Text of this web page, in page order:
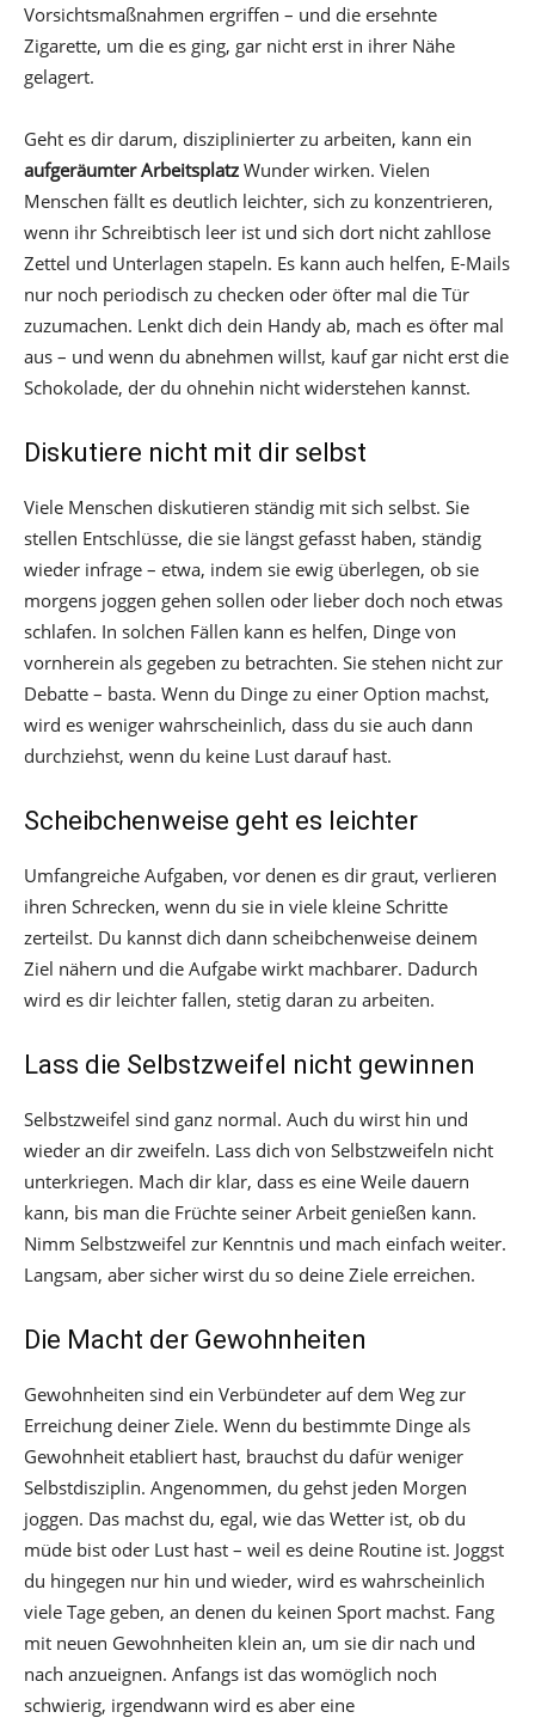
Vorsichtsmaßnahmen ergriffen – und die ersehnte
Zigarette, um die es ging, gar nicht erst in ihrer Nähe
gelagert.
Geht es dir darum, disziplinierter zu arbeiten, kann ein
aufgeräumter Arbeitsplatz Wunder wirken. Vielen
Menschen fällt es deutlich leichter, sich zu konzentrieren,
wenn ihr Schreibtisch leer ist und sich dort nicht zahllose
Zettel und Unterlagen stapeln. Es kann auch helfen, E-Mails
nur noch periodisch zu checken oder öfter mal die Tür
zuzumachen. Lenkt dich dein Handy ab, mach es öfter mal
aus – und wenn du abnehmen willst, kauf gar nicht erst die
Schokolade, der du ohnehin nicht widerstehen kannst.
Diskutiere nicht mit dir selbst
Viele Menschen diskutieren ständig mit sich selbst. Sie
stellen Entschlüsse, die sie längst gefasst haben, ständig
wieder infrage – etwa, indem sie ewig überlegen, ob sie
morgens joggen gehen sollen oder lieber doch noch etwas
schlafen. In solchen Fällen kann es helfen, Dinge von
vornherein als gegeben zu betrachten. Sie stehen nicht zur
Debatte – basta. Wenn du Dinge zu einer Option machst,
wird es weniger wahrscheinlich, dass du sie auch dann
durchziehst, wenn du keine Lust darauf hast.
Scheibchenweise geht es leichter
Umfangreiche Aufgaben, vor denen es dir graut, verlieren
ihren Schrecken, wenn du sie in viele kleine Schritte
zerteilst. Du kannst dich dann scheibchenweise deinem
Ziel nähern und die Aufgabe wirkt machbarer. Dadurch
wird es dir leichter fallen, stetig daran zu arbeiten.
Lass die Selbstzweifel nicht gewinnen
Selbstzweifel sind ganz normal. Auch du wirst hin und
wieder an dir zweifeln. Lass dich von Selbstzweifeln nicht
unterkriegen. Mach dir klar, dass es eine Weile dauern
kann, bis man die Früchte seiner Arbeit genießen kann.
Nimm Selbstzweifel zur Kenntnis und mach einfach weiter.
Langsam, aber sicher wirst du so deine Ziele erreichen.
Die Macht der Gewohnheiten
Gewohnheiten sind ein Verbündeter auf dem Weg zur
Erreichung deiner Ziele. Wenn du bestimmte Dinge als
Gewohnheit etabliert hast, brauchst du dafür weniger
Selbstdisziplin. Angenommen, du gehst jeden Morgen
joggen. Das machst du, egal, wie das Wetter ist, ob du
müde bist oder Lust hast – weil es deine Routine ist. Joggst
du hingegen nur hin und wieder, wird es wahrscheinlich
viele Tage geben, an denen du keinen Sport machst. Fang
mit neuen Gewohnheiten klein an, um sie dir nach und
nach anzueignen. Anfangs ist das womöglich noch
schwierig, irgendwann wird es aber eine